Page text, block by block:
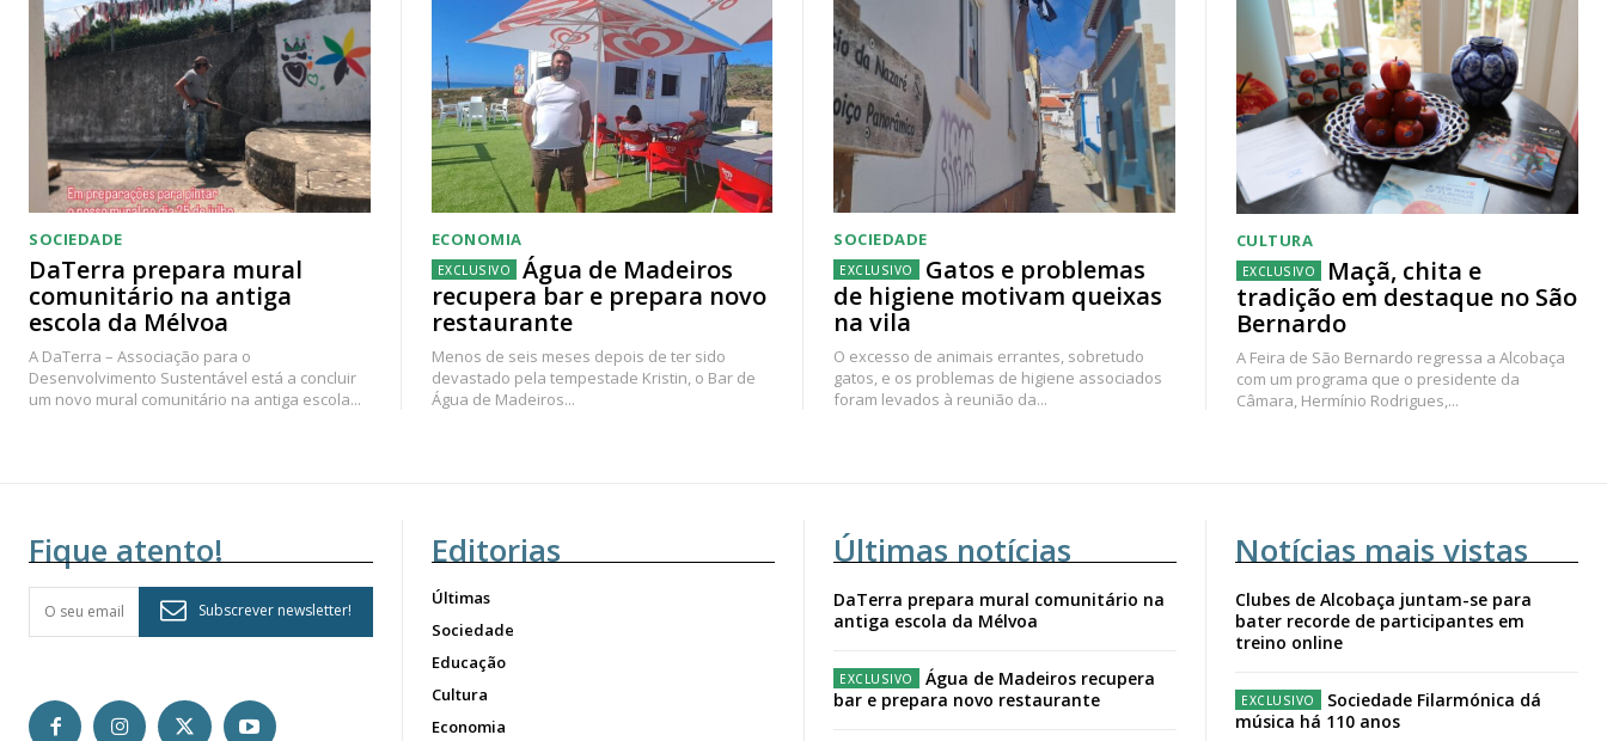
SOCIEDADE
DaTerra prepara mural
comunitário na antiga
escola da Mélvoa
A DaTerra – Associação para o
Desenvolvimento Sustentável está a concluir
um novo mural comunitário na antiga escola...
ECONOMIA
Água de Madeiros
recupera bar e prepara novo
restaurante
Menos de seis meses depois de ter sido
devastado pela tempestade Kristin, o Bar de
Água de Madeiros...
SOCIEDADE
Gatos e problemas
de higiene motivam queixas
na vila
O excesso de animais errantes, sobretudo
gatos, e os problemas de higiene associados
foram levados à reunião da...
CULTURA
Maçã, chita e
tradição em destaque no São
Bernardo
A Feira de São Bernardo regressa a Alcobaça
com um programa que o presidente da
Câmara, Hermínio Rodrigues,...
Fique atento!
Subscrever newsletter!
Editorias
Últimas
Sociedade
Educação
Cultura
Economia
Últimas notícias
DaTerra prepara mural comunitário na
antiga escola da Mélvoa
Água de Madeiros recupera
bar e prepara novo restaurante
Notícias mais vistas
Clubes de Alcobaça juntam-se para
bater recorde de participantes em
treino online
Sociedade Filarmónica dá
música há 110 anos